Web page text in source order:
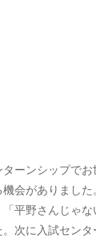
ターンシップで
機会がありまし
平野さんじゃ
。次に入試セン